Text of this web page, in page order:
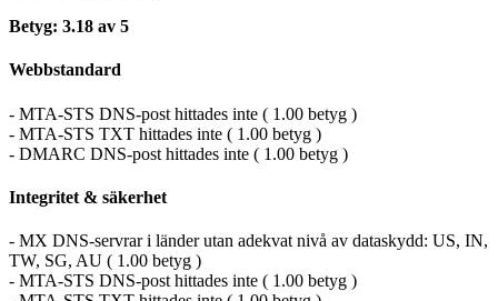
Betyg: 3.18 av 5
Webbstandard
- MTA-STS DNS-post hittades inte ( 1.00 betyg )
- MTA-STS TXT hittades inte ( 1.00 betyg )
- DMARC DNS-post hittades inte ( 1.00 betyg )
Integritet & säkerhet
- MX DNS-servrar i länder utan adekvat nivå av dataskydd: US, IN,
TW, SG, AU ( 1.00 betyg )
- MTA-STS DNS-post hittades inte ( 1.00 betyg )